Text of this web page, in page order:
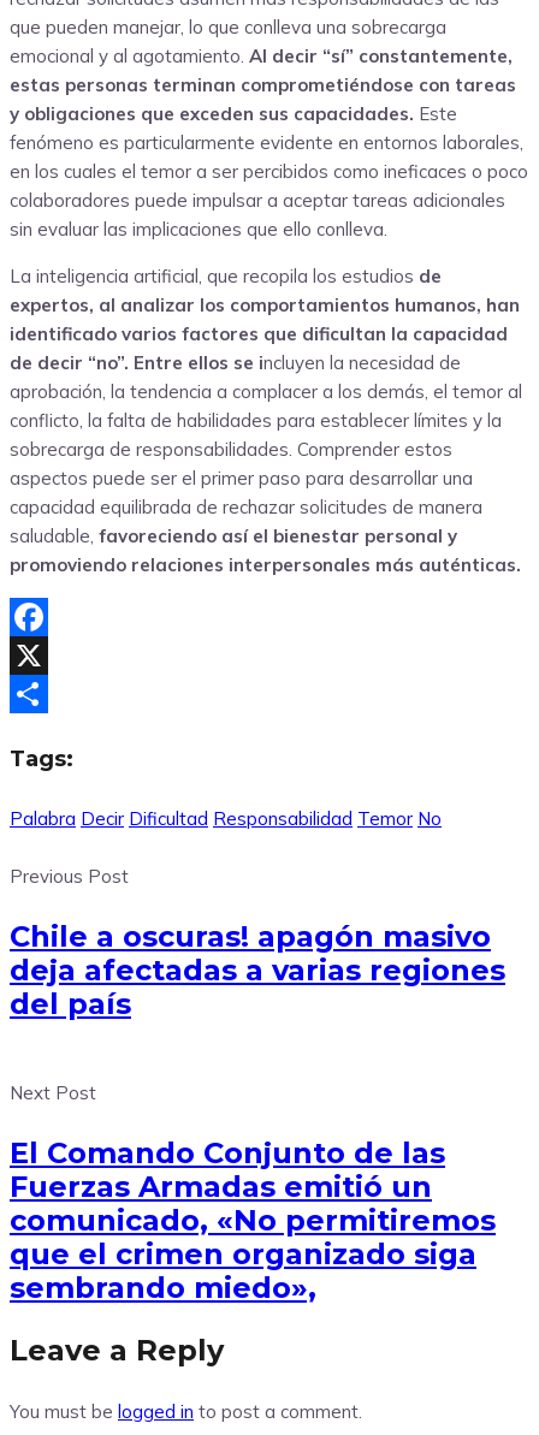
que pueden manejar, lo que conlleva una sobrecarga
emocional y al agotamiento. Al decir “sí” constantemente,
estas personas terminan comprometiéndose con tareas
y obligaciones que exceden sus capacidades. Este
fenómeno es particularmente evidente en entornos laborales,
en los cuales el temor a ser percibidos como ineficaces o poco
colaboradores puede impulsar a aceptar tareas adicionales
sin evaluar las implicaciones que ello conlleva.
La inteligencia artificial, que recopila los estudios de
expertos, al analizar los comportamientos humanos, han
identificado varios factores que dificultan la capacidad
de decir “no”. Entre ellos se incluyen la necesidad de
aprobación, la tendencia a complacer a los demás, el temor al
conflicto, la falta de habilidades para establecer límites y la
sobrecarga de responsabilidades. Comprender estos
aspectos puede ser el primer paso para desarrollar una
capacidad equilibrada de rechazar solicitudes de manera
saludable, favoreciendo así el bienestar personal y
promoviendo relaciones interpersonales más auténticas.
Facebook
X
Tags:
Palabra Decir Dificultad Responsabilidad Temor No
Previous Post
Chile a oscuras! apagón masivo
deja afectadas a varias regiones
del país
Next Post
El Comando Conjunto de las
Fuerzas Armadas emitió un
comunicado, «No permitiremos
que el crimen organizado siga
sembrando miedo»,
Leave a Reply
You must be logged in to post a comment.